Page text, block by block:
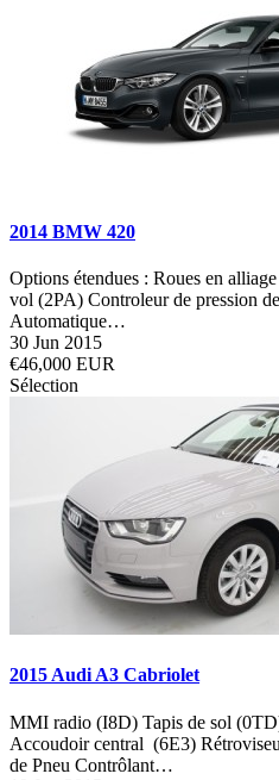
2014 BMW 420
Options étendues : Roues en
vol (2PA) Controleur de pression
Automatique…
30 Jun 2015
€46,000 EUR
Sélection
2015 Audi A3 Cabriolet
MMI radio (I8D) Tapis de sol
Accoudoir central (6E3)
de Pneu Contrôlant…